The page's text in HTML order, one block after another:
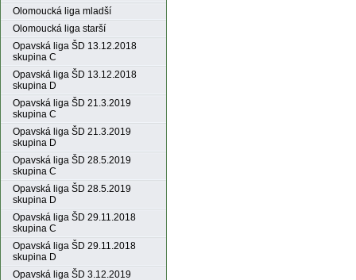
Olomoucká liga mladší
Olomoucká liga starší
Opavská liga ŠD 13.12.2018
skupina C
Opavská liga ŠD 13.12.2018
skupina D
Opavská liga ŠD 21.3.2019
skupina C
Opavská liga ŠD 21.3.2019
skupina D
Opavská liga ŠD 28.5.2019
skupina C
Opavská liga ŠD 28.5.2019
skupina D
Opavská liga ŠD 29.11.2018
skupina C
Opavská liga ŠD 29.11.2018
skupina D
Opavská liga ŠD 3.12.2019